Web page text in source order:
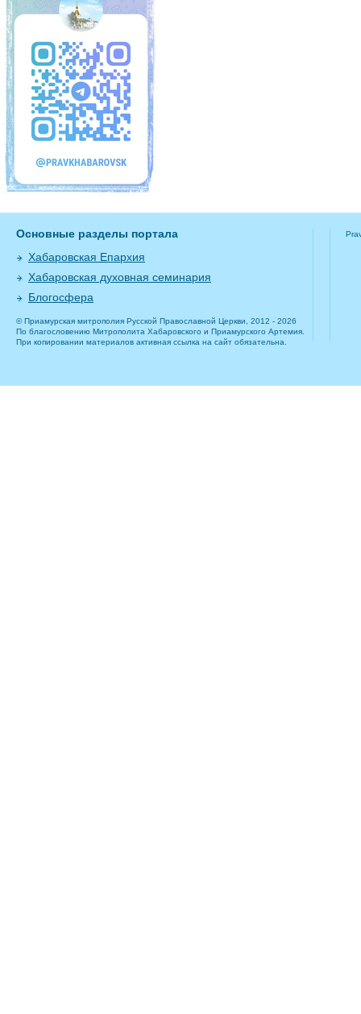
Основные разделы портала
Хабаровская Епархия
Хабаровская духовная семинария
Блогосфера
© Приамурская митрополия Русской Православной Церкви, 2012 - 2026
По благословению Митрополита Хабаровского и Приамурского Артемия.
При копировании материалов активная ссылка на сайт обязательна.